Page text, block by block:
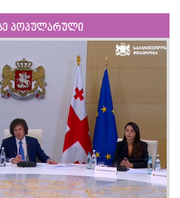
პოპულარული